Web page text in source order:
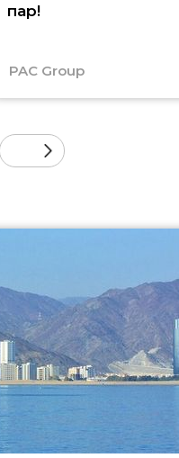
пар!
PAC Group